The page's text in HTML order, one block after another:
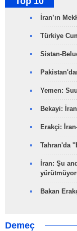
İran’ın
Türkiye
Sistan-
Yemen:
Bekayi:
Erakçi:
Tahran'da
İran: Şu
Bakan
Demeç